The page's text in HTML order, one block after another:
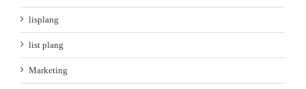
lisplang
list plang
Marketing